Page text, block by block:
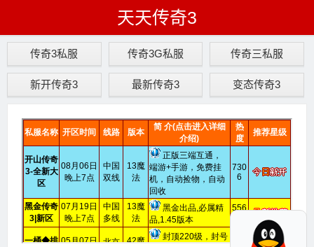
天天传奇3
传奇3私服 传奇3G私服 传奇三私服
新开传奇3 最新传奇3 变态传奇3